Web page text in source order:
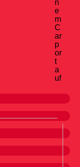
n
e
m
C
ar
p
or
t
a
uf